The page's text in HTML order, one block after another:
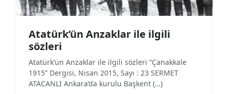
Atatürk’ün Anzaklar ile ilgili
sözleri
Atatürk’ün Anzaklar ile ilgili sözleri “Çanakkale
1915” Dergisi, Nisan 2015, Sayı : 23 SERMET
ATACANLI Ankara’da kurulu Başkent (…)